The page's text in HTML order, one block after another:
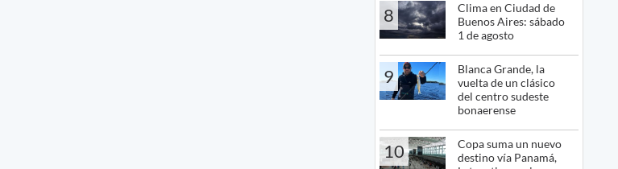
8
Clima en Ciudad de
Buenos Aires: sábado
1 de agosto
9
Blanca Grande, la
vuelta de un clásico
del centro sudeste
bonaerense
10
Copa suma un nuevo
destino vía Panamá,